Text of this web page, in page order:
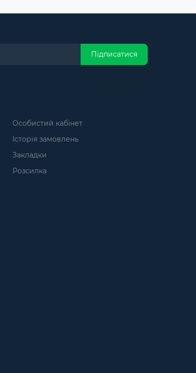
Підписатися
Особистий кабінет
Історія замовлень
Закладки
Розсилка